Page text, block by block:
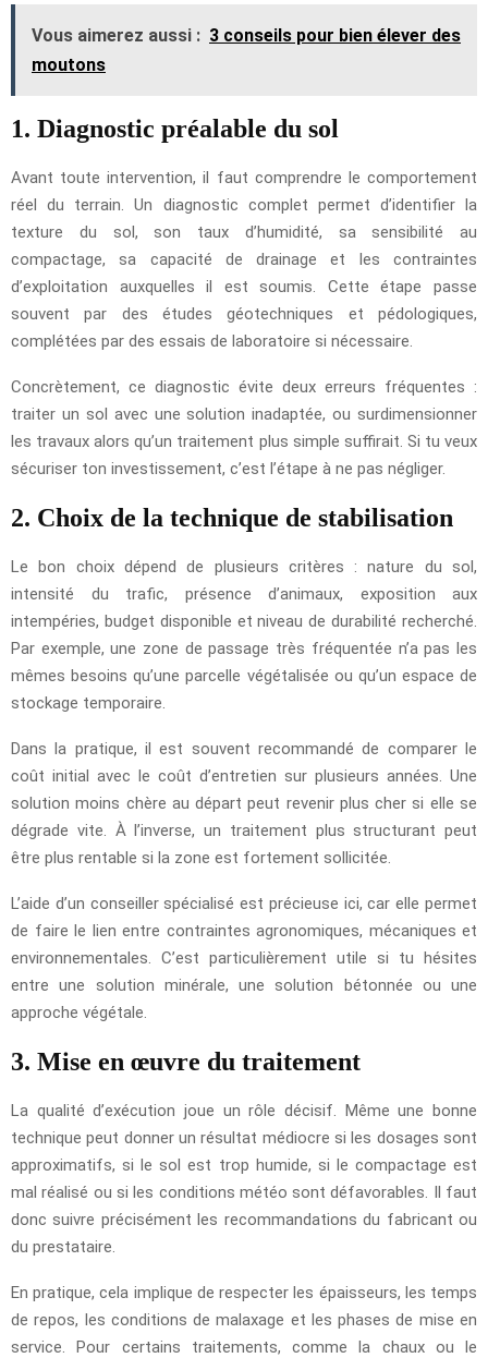
Vous aimerez aussi : 3 conseils pour bien élever des
moutons
1. Diagnostic préalable du sol
Avant toute intervention, il faut comprendre le comportement
réel du terrain. Un diagnostic complet permet d’identifier la
texture du sol, son taux d’humidité, sa sensibilité au
compactage, sa capacité de drainage et les contraintes
d’exploitation auxquelles il est soumis. Cette étape passe
souvent par des études géotechniques et pédologiques,
complétées par des essais de laboratoire si nécessaire.
Concrètement, ce diagnostic évite deux erreurs fréquentes :
traiter un sol avec une solution inadaptée, ou surdimensionner
les travaux alors qu’un traitement plus simple suffirait. Si tu veux
sécuriser ton investissement, c’est l’étape à ne pas négliger.
2. Choix de la technique de stabilisation
Le bon choix dépend de plusieurs critères : nature du sol,
intensité du trafic, présence d’animaux, exposition aux
intempéries, budget disponible et niveau de durabilité recherché.
Par exemple, une zone de passage très fréquentée n’a pas les
mêmes besoins qu’une parcelle végétalisée ou qu’un espace de
stockage temporaire.
Dans la pratique, il est souvent recommandé de comparer le
coût initial avec le coût d’entretien sur plusieurs années. Une
solution moins chère au départ peut revenir plus cher si elle se
dégrade vite. À l’inverse, un traitement plus structurant peut
être plus rentable si la zone est fortement sollicitée.
L’aide d’un conseiller spécialisé est précieuse ici, car elle permet
de faire le lien entre contraintes agronomiques, mécaniques et
environnementales. C’est particulièrement utile si tu hésites
entre une solution minérale, une solution bétonnée ou une
approche végétale.
3. Mise en œuvre du traitement
La qualité d’exécution joue un rôle décisif. Même une bonne
technique peut donner un résultat médiocre si les dosages sont
approximatifs, si le sol est trop humide, si le compactage est
mal réalisé ou si les conditions météo sont défavorables. Il faut
donc suivre précisément les recommandations du fabricant ou
du prestataire.
En pratique, cela implique de respecter les épaisseurs, les temps
de repos, les conditions de malaxage et les phases de mise en
service. Pour certains traitements, comme la chaux ou le